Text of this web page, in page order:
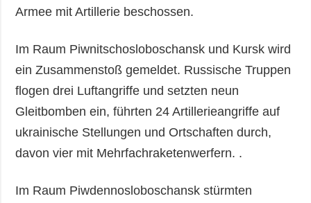
Armee mit Artillerie beschossen.
Im Raum Piwnitschosloboschansk und Kursk wird
ein Zusammenstoß gemeldet. Russische Truppen
flogen drei Luftangriffe und setzten neun
Gleitbomben ein, führten 24 Artillerieangriffe auf
ukrainische Stellungen und Ortschaften durch,
davon vier mit Mehrfachraketenwerfern. .
Im Raum Piwdennosloboschansk stürmten